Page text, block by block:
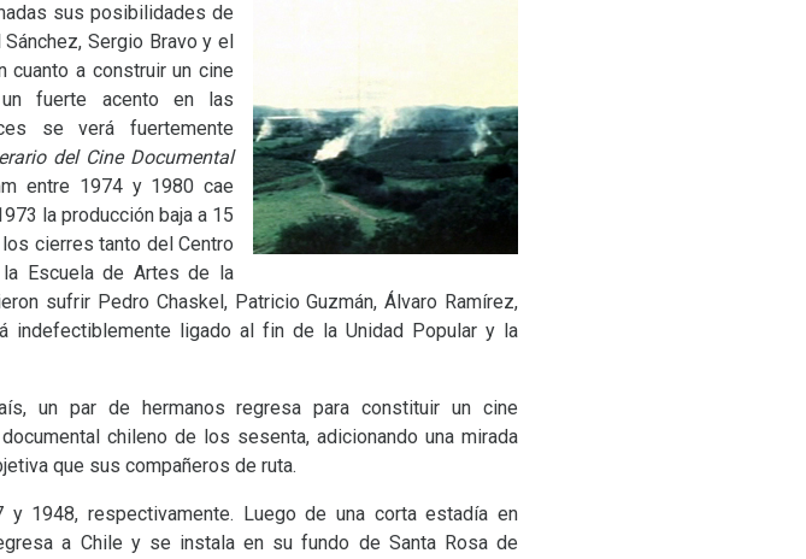
sus posibilidades de
Sergio Bravo y el
cuanto a construir un cine
fuerte acento en las
se verá fuertemente
del Cine Documental
entre 1974 y 1980 cae
la producción baja a 15
cierres tanto del Centro
Escuela de Artes de la
sufrir Pedro Chaskel, Patricio Guzmán, Álvaro Ramírez,
ligado al fin de la Unidad Popular y la
un par de hermanos regresa para constituir un cine
chileno de los sesenta, adicionando una mirada
que sus compañeros de ruta.
1948, respectivamente. Luego de una corta estadía en
a Chile y se instala en su fundo de Santa Rosa de